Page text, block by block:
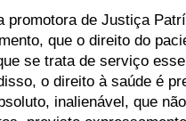
promotora de Justiça
que o direito do
se trata de serviço
o direito à saúde é
inalienável, que